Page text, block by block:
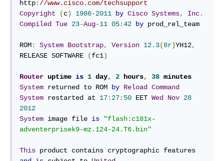
http: //www.cisco.com/techsupport
Copyright
(c) 1986-2011 by Cisco Systems, Inc.
Compiled
Tue 23-Aug-11 05:42 by prod_rel_team
ROM: System Bootstrap, Version 12.3(8r)YH12,
RELEASE SOFTWARE
(fc1)
Router uptime is 1 day, 2 hours, 38 minutes
System returned to ROM by Reload
Command
System restarted at 17: 27: 50 EET Wed Nov 28
2012
System image file is
"flash:c181x-
adventerprisek9-mz.124-24.T6.bin"
This